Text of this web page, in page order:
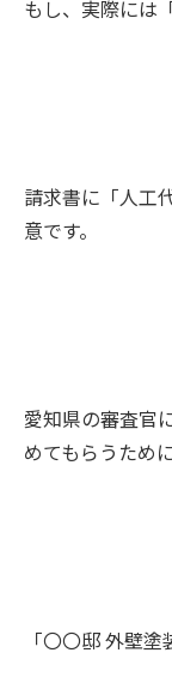
もし、実際には
請求書に「人工
意です。
愛知県の審査官
めてもらうために
「〇〇邸 外壁